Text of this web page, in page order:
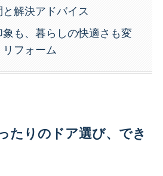
解決アドバイス
も、暮らしの快適さも変
リフォーム
たりのドア選び、でき